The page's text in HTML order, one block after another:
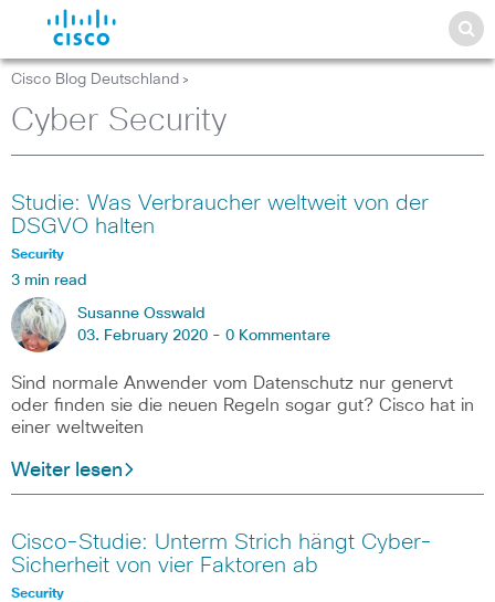
Cisco Blog Deutschland >
Cyber Security
Studie: Was Verbraucher weltweit von der
DSGVO halten
Security
3 min read
Susanne Osswald
03. February 2020 - 0 Kommentare
Sind normale Anwender vom Datenschutz nur genervt
oder finden sie die neuen Regeln sogar gut? Cisco hat in
einer weltweiten
Weiter lesen
Cisco-Studie: Unterm Strich hängt Cyber-
Sicherheit von vier Faktoren ab
Security